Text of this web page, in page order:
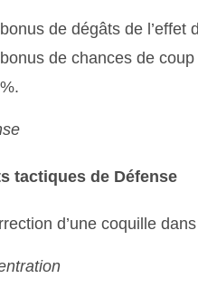
de dégâts de l’effet
de chances de
tactiques de Défense
d’une coquille